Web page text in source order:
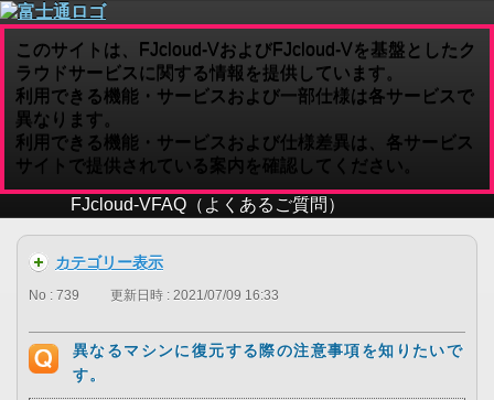
このサイトは、FJcloud-VおよびFJcloud-Vを基盤としたク
ラウドサービスに関する情報を提供しています。
利用できる機能・サービスおよび一部仕様は各サービスで
異なります。
利用できる機能・サービスおよび仕様差異は、各サービス
サイトで提供されている案内を確認してください。
FJcloud-VFAQ（よくあるご質問）
カテゴリー表示
No : 739 更新日時 : 2021/07/09 16:33
異なるマシンに復元する際の注意事項を知りたいで
す。